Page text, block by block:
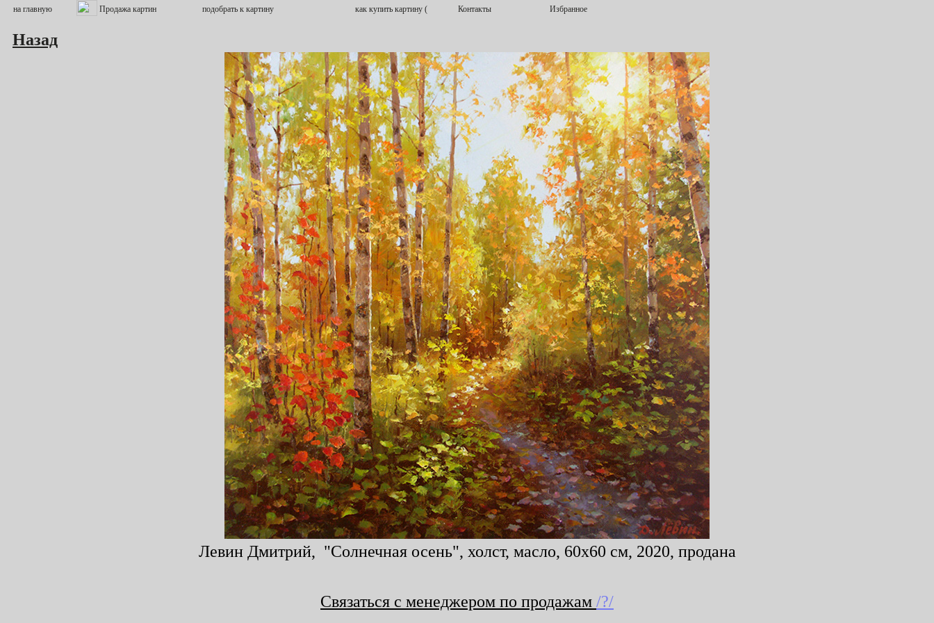
Назад
Левин Дмитрий, "Солнечная осень", холст, масло, 60x60 см, 2020, продана
Связаться с менеджером по продажам /?/